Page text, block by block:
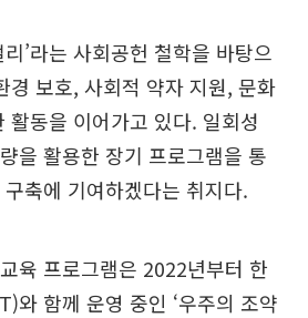
’라는 사회공헌 철학을 바탕으
경 보호, 사회적 약자 지원, 문화
활동을 이어가고 있다. 일회성
을 활용한 장기 프로그램을 통
축에 기여하겠다는 취지다.
육 프로그램은 2022년부터 한
와 함께 운영 중인 ‘우주의 조약